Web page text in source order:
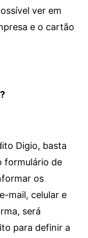
ver em
e o cartão
Digio, basta
formulário de
os
mail, celular e
será
para definir a